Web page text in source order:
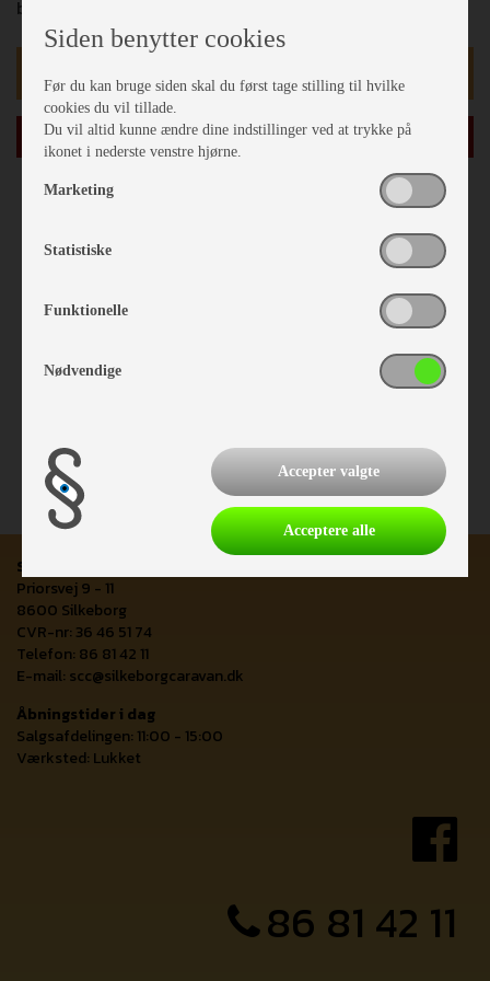
bruges til bagning. En bæredygtig pizzasten der holder.
kr 595,-
læg i kurv
Silkeborg Caravan Center
Priorsvej 9 - 11
8600 Silkeborg
CVR-nr: 36 46 51 74
Telefon: 86 81 42 11
E-mail: scc@silkeborgcaravan.dk
Åbningstider i dag
Salgsafdelingen: 11:00 - 15:00
Værksted: Lukket
86 81 42 11
Siden benytter cookies
Før du kan bruge siden skal du først tage stilling til hvilke
cookies du vil tillade.
Du vil altid kunne ændre dine indstillinger ved at trykke på
ikonet i nederste venstre hjørne.
Marketing
Statistiske
Funktionelle
Nødvendige
Accepter valgte
Acceptere alle